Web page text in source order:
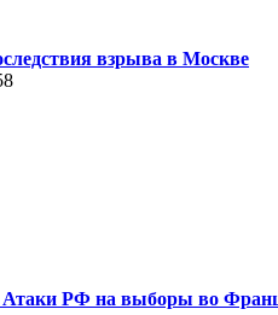
взрыва в Москве
Атаки РФ на выборы во